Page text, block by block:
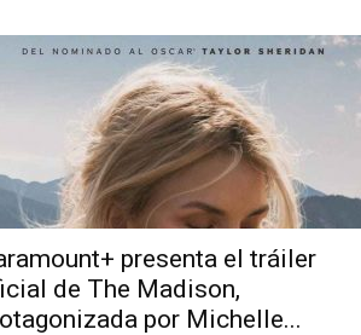
presenta el tráiler
de The Madison,
por Michelle...